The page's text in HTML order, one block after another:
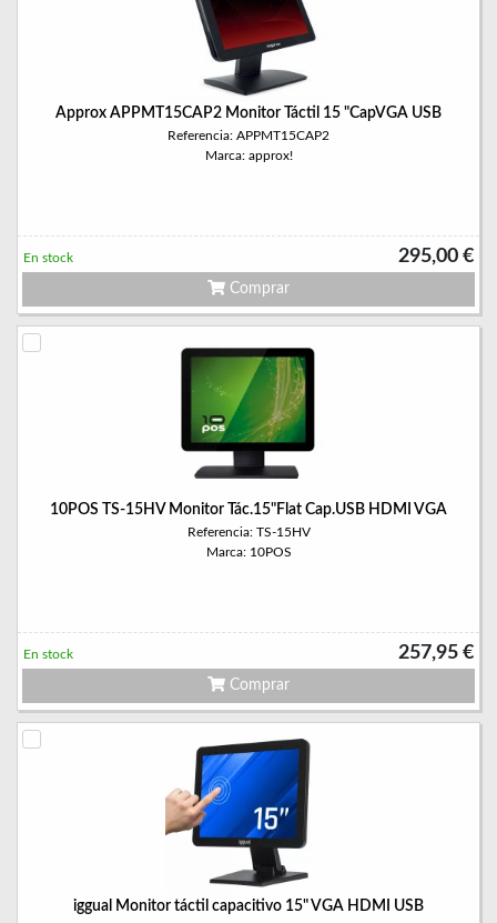
Approx APPMT15CAP2 Monitor Táctil 15 "CapVGA USB
Referencia: APPMT15CAP2
Marca: approx!
295,00 €
En stock
Comprar
10POS TS-15HV Monitor Tác.15"Flat Cap.USB HDMI VGA
Referencia: TS-15HV
Marca: 10POS
257,95 €
En stock
Comprar
iggual Monitor táctil capacitivo 15" VGA HDMI USB